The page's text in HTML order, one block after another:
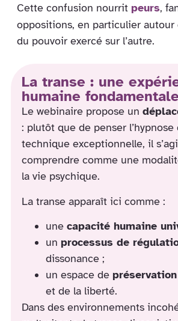
Cette confusion nourrit peurs,
oppositions, en particulier autour
du pouvoir exercé sur l’autre.
La transe : une
humaine fondamentale
Le webinaire propose un
: plutôt que de penser
technique exceptionnelle, il
comprendre comme une
la vie psychique.
La transe apparaît ici comme :
une capacité humaine
un processus de
dissonance ;
un espace de préservation
et de la liberté.
Dans des environnements